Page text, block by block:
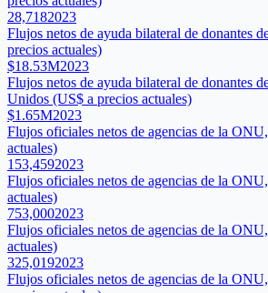
28,7182023
Flujos netos de ayuda bilateral de donantes
precios actuales)
$18.53M2023
Flujos netos de ayuda bilateral de donantes
Unidos (US$ a precios actuales)
$1.65M2023
Flujos oficiales netos de agencias de la
actuales)
153,4592023
Flujos oficiales netos de agencias de la
actuales)
753,0002023
Flujos oficiales netos de agencias de la
actuales)
325,0192023
Flujos oficiales netos de agencias de la